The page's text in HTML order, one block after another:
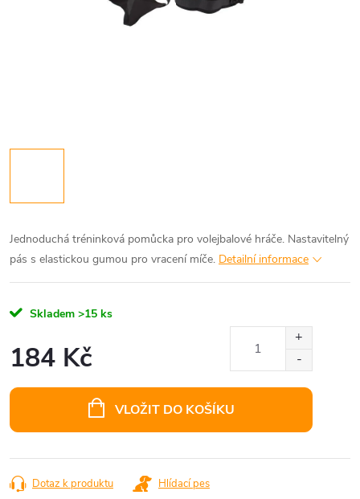
Jednoduchá tréninková pomůcka pro volejbalové hráče. Nastavitelný
pás s elastickou gumou pro vracení míče. Detailní informace
Skladem >15 ks
184 Kč
VLOŽIT DO KOŠÍKU
Dotaz k produktu Hlídací pes